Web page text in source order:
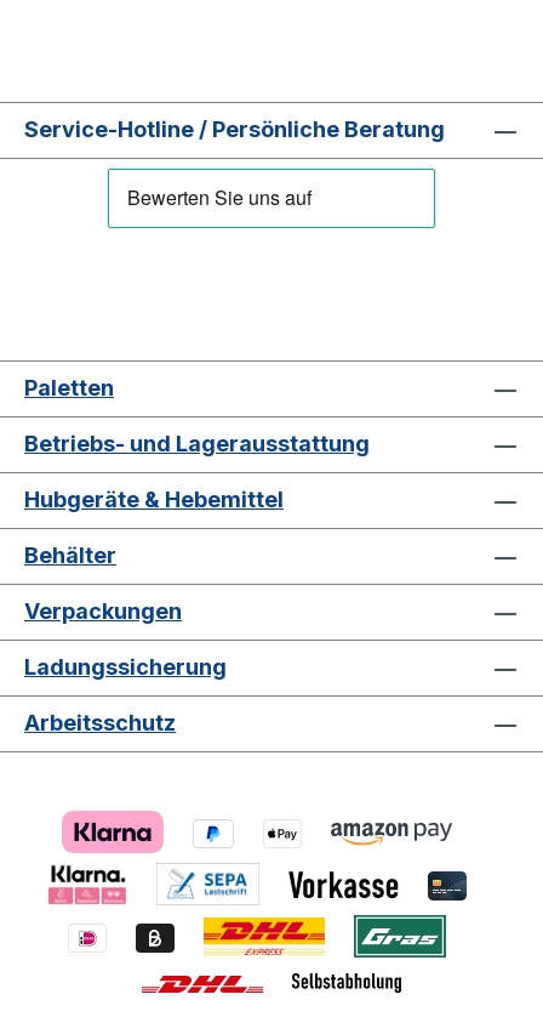
Service-Hotline / Persönliche Beratung
Paletten
Betriebs- und Lagerausstattung
Hubgeräte & Hebemittel
Behälter
Verpackungen
Ladungssicherung
Arbeitsschutz